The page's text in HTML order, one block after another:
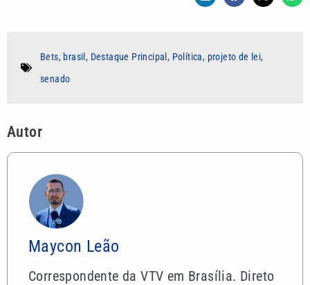
Bets, brasil , Destaque Principal , Política, projeto de lei,
senado
Autor
Maycon Leão
Correspondente da VTV em Brasília. Direto